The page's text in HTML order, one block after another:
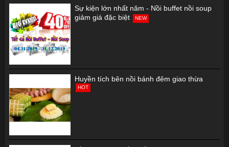
Sự kiện lớn nhất năm - Nồi buffet nồi soup
giảm giá đặc biệt
NEW
Huyền tích bên nồi bánh đêm giao thừa
HOT